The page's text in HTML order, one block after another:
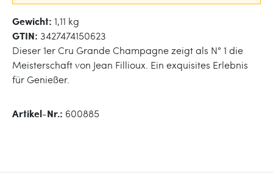
Gewicht: 1,11 kg
GTIN: 3427474150623
Dieser 1er Cru Grande Champagne zeigt als N° 1 die
Meisterschaft von Jean Fillioux. Ein exquisites Erlebnis
für Genießer.
Artikel-Nr.: 600885